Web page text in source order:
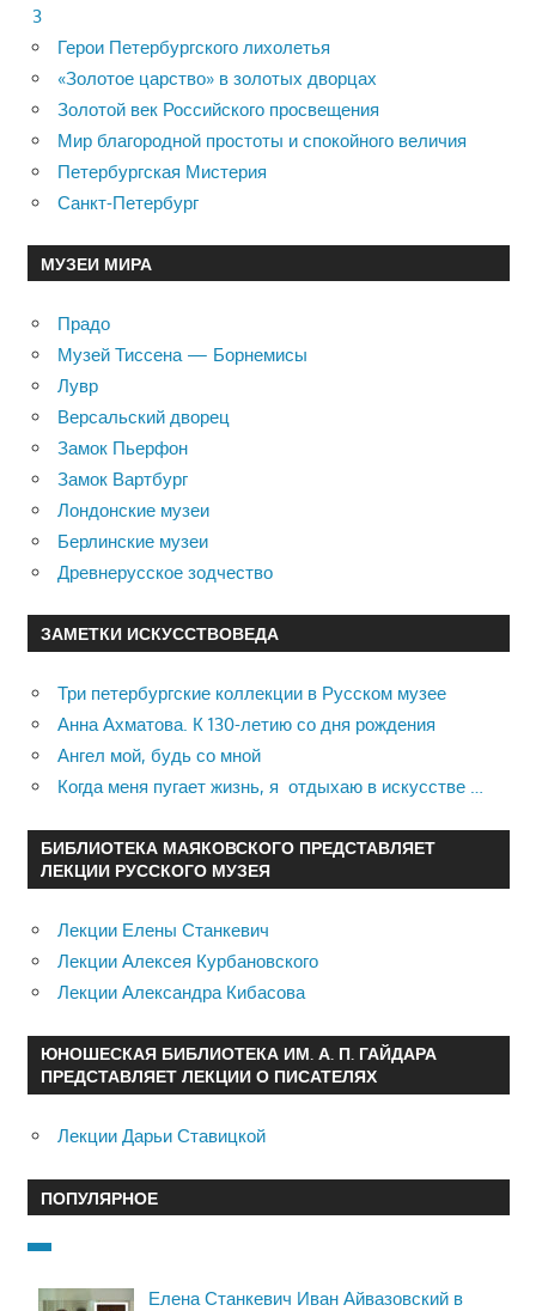
3
Герои Петербургского лихолетья
«Золотое царство» в золотых дворцах
Золотой век Российского просвещения
Мир благородной простоты и спокойного величия
Петербургская Мистерия
Санкт-Петербург
МУЗЕИ МИРА
Прадо
Музей Тиссена — Борнемисы
Лувр
Версальский дворец
Замок Пьерфон
Замок Вартбург
Лондонские музеи
Берлинские музеи
Древнерусское зодчество
ЗАМЕТКИ ИСКУССТВОВЕДА
Три петербургские коллекции в Русском музее
Анна Ахматова. К 130-летию со дня рождения
Ангел мой, будь со мной
Когда меня пугает жизнь, я отдыхаю в искусстве …
БИБЛИОТЕКА МАЯКОВСКОГО ПРЕДСТАВЛЯЕТ
ЛЕКЦИИ РУССКОГО МУЗЕЯ
Лекции Елены Станкевич
Лекции Алексея Курбановского
Лекции Александра Кибасова
ЮНОШЕСКАЯ БИБЛИОТЕКА ИМ. А. П. ГАЙДАРА
ПРЕДСТАВЛЯЕТ ЛЕКЦИИ О ПИСАТЕЛЯХ
Лекции Дарьи Ставицкой
ПОПУЛЯРНОЕ
Елена Станкевич Иван Айвазовский в